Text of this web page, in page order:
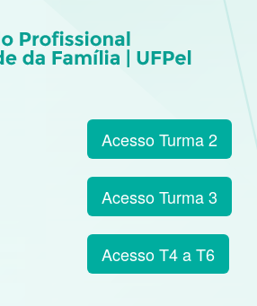
Acesso Turma 2
Acesso Turma 3
Acesso T4 a T6